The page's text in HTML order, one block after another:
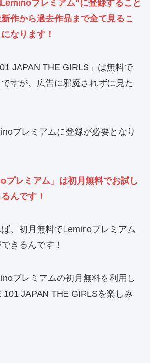
プレミアム"に登録すること
作から過去作品まで全て見るこ
なります！
JAPAN THE GIRLS」は無料で
すが、広告に邪魔されずに見た
プレミアムに登録が必要となり
プレミアム」は初月無料でお試し
んです！
、初月無料でLeminoプレミアム
きるんです！
プレミアムの初月無料を利用し
101 JAPAN THE GIRLSを楽しみ